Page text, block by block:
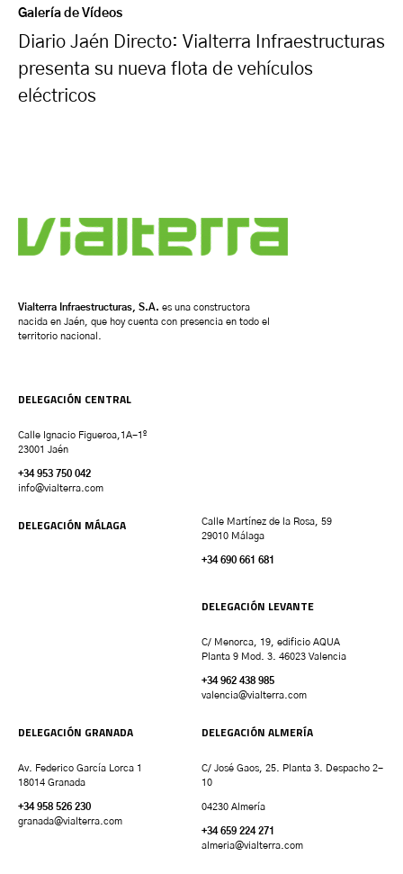
Galería de Vídeos
Diario Jaén Directo: Vialterra Infraestructuras
presenta su nueva flota de vehículos
eléctricos
Vialterra Infraestructuras, S.A. es una constructora
nacida en Jaén, que hoy cuenta con presencia en todo el
territorio nacional.
DELEGACIÓN CENTRAL
Calle Ignacio Figueroa,1A-1º
23001 Jaén
+34 953 750 042
info@vialterra.com
DELEGACIÓN MÁLAGA
Calle Martínez de la Rosa, 59
29010 Málaga
+34 690 661 681
DELEGACIÓN LEVANTE
C/ Menorca, 19, edificio AQUA
Planta 9 Mod. 3. 46023 Valencia
+34 962 438 985
valencia@vialterra.com
DELEGACIÓN GRANADA
Av. Federico García Lorca 1
18014 Granada
+34 958 526 230
granada@vialterra.com
DELEGACIÓN ALMERÍA
C/ José Gaos, 25. Planta 3. Despacho 2-
10
04230 Almería
+34 659 224 271
almeria@vialterra.com